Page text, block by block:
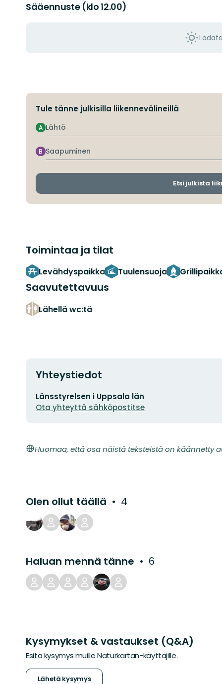
Sääennuste (klo 12.00)
Tule tänne julkisilla liikennevälineillä
Lähtö
A
Saapuminen
B
Etsi julkista
Toimintaa ja tilat
Levähdyspaikka Tuulensuoja
Saavutettavuus
Lähellä wc:tä
Yhteystiedot
Sähköpostiosoite
Länsstyrelsen i Uppsala län
Ota yhteyttä sähköpostitse
Huomaa, että osa näistä teksteistä on käännetty
Olen ollut täällä 4
Haluan mennä tänne 6
Kysymykset & vastaukset (Q&A)
Esitä kysymys muille Naturkartan-käyttäjille.
Lähetä kysymys